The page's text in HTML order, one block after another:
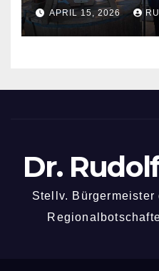
APRIL 15, 2026
Dr.
Stellv. Bürgermeister